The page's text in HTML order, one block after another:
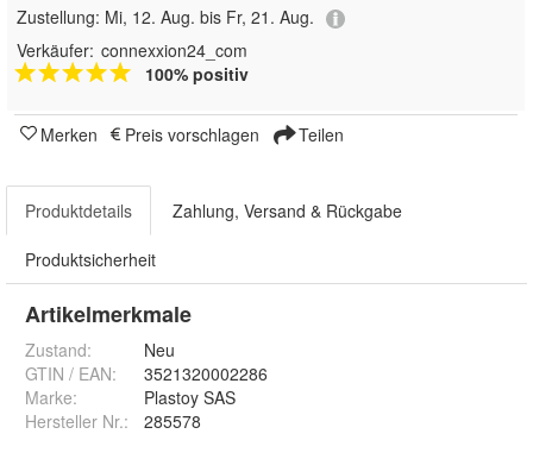
Zustellung: Mi, 12. Aug. bis Fr, 21. Aug.
Verkäufer: connexxion24_com
100% positiv
Merken Preis vorschlagen Teilen
Produktdetails Zahlung, Versand & Rückgabe
Produktsicherheit
Artikelmerkmale
Zustand:
Neu
GTIN / EAN:
3521320002286
Marke:
Plastoy SAS
Hersteller Nr.:
285578